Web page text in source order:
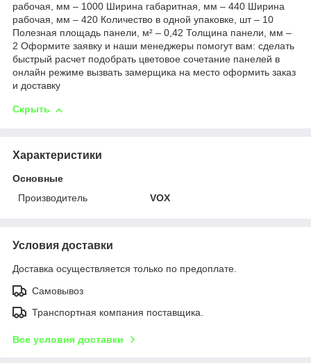
рабочая, мм – 1000 Ширина габаритная, мм – 440 Ширина
рабочая, мм – 420 Количество в одной упаковке, шт – 10
Полезная площадь панели, м² – 0,42 Толщина панели, мм –
2 Оформите заявку и наши менеджеры помогут вам: сделать
быстрый расчет подобрать цветовое сочетание панелей в
онлайн режиме вызвать замерщика на место оформить заказ
и доставку
Скрыть
Характеристики
Основные
Производитель
VOX
Условия доставки
Доставка осуществляется только по предоплате.
Самовывоз
Транспортная компания поставщика.
Все условия доставки